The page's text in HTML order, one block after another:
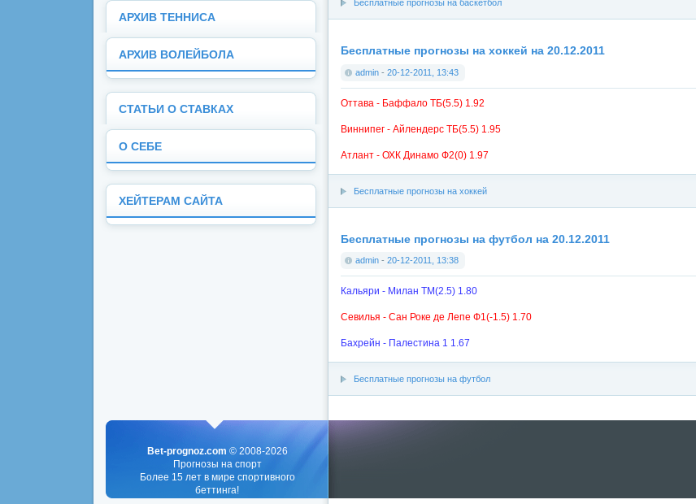
Бесплатные прогнозы на баскетбол
Бесплатные прогнозы на хоккей на 20.12.2011
admin - 20-12-2011, 13:43
Оттава - Баффало ТБ(5.5) 1.92
Виннипег - Айлендерс ТБ(5.5) 1.95
Атлант - ОХК Динамо Ф2(0) 1.97
Бесплатные прогнозы на хоккей
Бесплатные прогнозы на футбол на 20.12.2011
admin - 20-12-2011, 13:38
Кальяри - Милан ТМ(2.5) 1.80
Севилья - Сан Роке де Лепе Ф1(-1.5) 1.70
Бахрейн - Палестина 1 1.67
Бесплатные прогнозы на футбол
АРХИВ ТЕННИСА
АРХИВ ВОЛЕЙБОЛА
СТАТЬИ О СТАВКАХ
О СЕБЕ
ХЕЙТЕРАМ САЙТА
Bet-prognoz.com © 2008-2026
Прогнозы на спорт
Более 15 лет в мире спортивного
беттинга!